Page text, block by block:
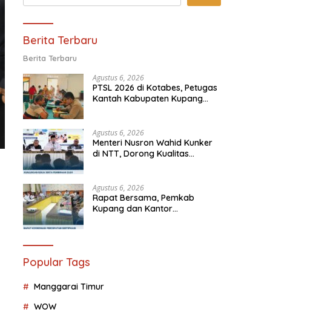
Berita Terbaru
Berita Terbaru
Agustus 6, 2026
PTSL 2026 di Kotabes, Petugas
Kantah Kabupaten Kupang
Agustus 6, 2026
Menteri Nusron Wahid Kunker
di NTT, Dorong Kualitas
Agustus 6, 2026
Rapat Bersama, Pemkab
Kupang dan Kantor
Popular Tags
Manggarai Timur
WOW